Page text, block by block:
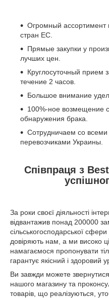
Огромный ассортимент
стран ЕС.
Прямые закупки у
лучших цен.
Круглосуточный прием
течение 2 часов.
Большое внимание
100%-ное возмещение
обнаружения брака.
Сотрудничаем со
перевозчиками Украины.
Співпраця з
За роки своєї діяльності
відвантажив понад 200000
сільськогосподарської сфери
довіряють нам, а ми високо
намагаємося пропонувати
гарантує якісний і здоровий
Ви завжди можете звернутися
нашого магазину та
товарів, що реалізуються,